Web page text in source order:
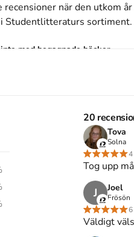
när den utkom
Studentlitteraturs sortiment.
med begagnade böcker
engelskan och alla andra
om svenskan,
4e upplagan av kursboken.
Förlaget
engelskan och alla andra
20
Tova
Solna
4
Tog upp
J Joel
Frösön
6
Väldigt